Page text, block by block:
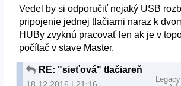
Vedel by si odporučiť nejaký USB
pripojenie jednej tlačiarni naraz k
HUBy zvyknú pracovať len ak je v
počítač v stave Master.
RE: "sieťová" tlačiareň